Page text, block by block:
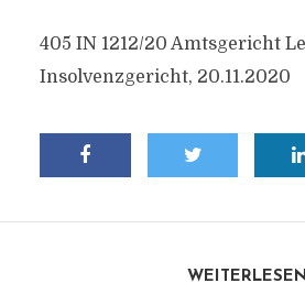
405 IN 1212/20 Amtsgericht
Insolvenzgericht, 20.11.2020
WEITERLESEN